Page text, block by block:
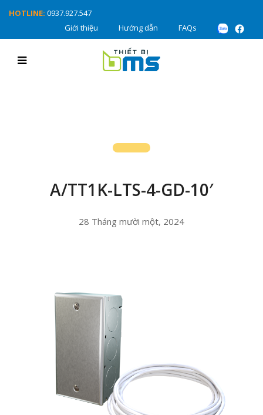
HOTLINE: 0937.927.547
Giới thiệu
Hướng dẫn FAQs
A/TT1K-LTS-4-GD-10′
28 Tháng mười một, 2024